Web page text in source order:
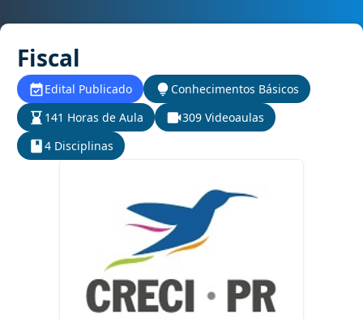
Fiscal
Edital Publicado
Conhecimentos Básicos
141 Horas de Aula
309 Videoaulas
4 Disciplinas